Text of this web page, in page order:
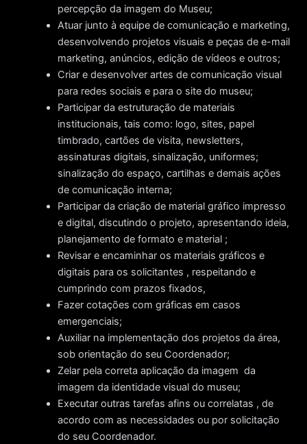
percepção da imagem do Museu;
Atuar junto à equipe de comunicação e marketing,
desenvolvendo projetos visuais e peças de e-mail
marketing, anúncios, edição de vídeos e outros;
Criar e desenvolver artes de comunicação visual
para redes sociais e para o site do museu;
Participar da estruturação de materiais
institucionais, tais como: logo, sites, papel
timbrado, cartões de visita, newsletters,
assinaturas digitais, sinalização, uniformes;
sinalização do espaço, cartilhas e demais ações
de comunicação interna;
Participar da criação de material gráfico impresso
e digital, discutindo o projeto, apresentando ideia,
planejamento de formato e material ;
Revisar e encaminhar os materiais gráficos e
digitais para os solicitantes , respeitando e
cumprindo com prazos fixados,
Fazer cotações com gráficas em casos
emergenciais;
Auxiliar na implementação dos projetos da área,
sob orientação do seu Coordenador;
Zelar pela correta aplicação da imagem da
imagem da identidade visual do museu;
Executar outras tarefas afins ou correlatas , de
acordo com as necessidades ou por solicitação
do seu Coordenador.